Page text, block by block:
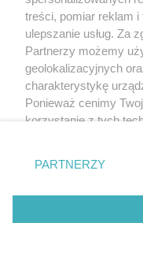
treści, pomiar reklam i
ulepszanie usług. Za
Partnerzy możemy
geolokalizacyjnych
charakterystykę
Ponieważ cenimy
korzystanie z tych
zmienić/wycofać
znajdujący się w
rodzaje
użytkownika, ale
przetwarzaniu.
PARTNERZY